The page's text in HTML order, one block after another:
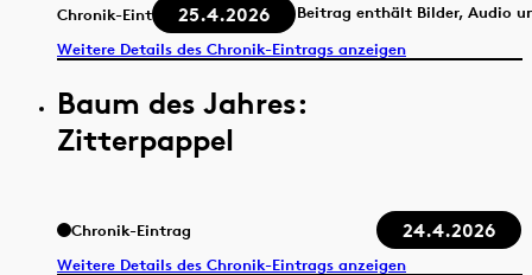
Chronik-Eintrag 25.4.2026
Beitrag enthält Bilder, Audio
Weitere Details des Chronik-Eintrags anzeigen
Baum des Jahres:
Zitterpappel
Chronik-Eintrag 24.4.2026
Weitere Details des Chronik-Eintrags anzeigen